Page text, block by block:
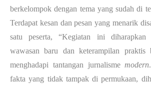
berkelompok dengan tema yang sudah di
Terdapat kesan dan pesan yang menarik
satu peserta, “Kegiatan ini diharapkan
wawasan baru dan keterampilan praktis
menghadapi tantangan jurnalisme modern
fakta yang tidak tampak di permukaan,